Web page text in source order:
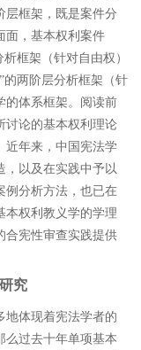
层框架，既是案件分
面，基本权利案件
框架（针对自由权）
”的两阶层分析框架（针
的体系框架。阅读前
讨论的基本权利理论
近年来，中国宪法学
，以及在实践中予以
例分析方法，也已在
本权利教义学的学理
合宪性审查实践提供
究
地体现着宪法学者的
么过去十年单项基本